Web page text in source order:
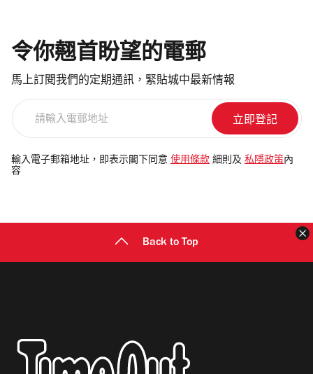
令你翹首盼望的電郵
馬上訂閱我們的定期通訊，緊貼城中最新情報
電
郵
輸入電子郵箱地址，即表示閣下同意 使用條款 細則及 私隱政策 內
容
Back to Top